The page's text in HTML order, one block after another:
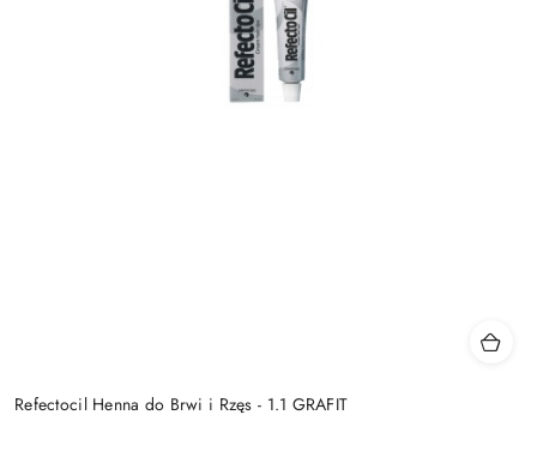
Refectocil Henna do Brwi i Rzęs - 1.1 GRAFIT